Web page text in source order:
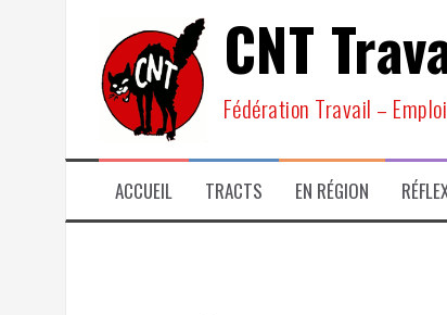
CNT
Fédération Travail –
ACCUEIL TRACTS EN RÉGION